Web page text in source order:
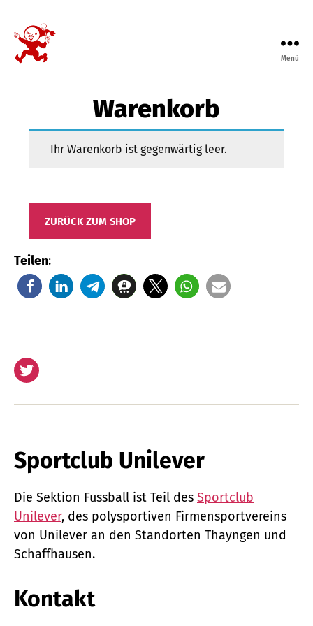
Unilever
Menü
Warenkorb
Ihr Warenkorb ist gegenwärtig leer.
ZURÜCK ZUM SHOP
Teilen:
Twitter
Sportclub Unilever
Die Sektion Fussball ist Teil des Sportclub
Unilever, des polysportiven Firmensportvereins
von Unilever an den Standorten Thayngen und
Schaffhausen.
Kontakt